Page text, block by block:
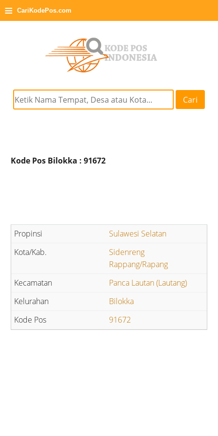
≡ CariKodePos.com
Cari
Kode Pos Bilokka : 91672
Sulawesi Selatan
Sidenreng
Rappang/Rapang
Panca Lautan (Lautang)
Bilokka
91672